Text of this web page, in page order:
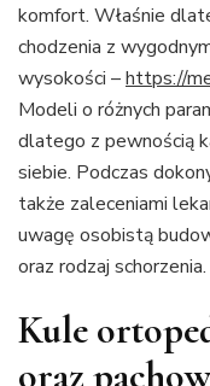
komfort. Właśnie
chodzenia z
wysokości –https://
Modeli o różnych
dlatego z pewnością
siebie. Podczas
także zaleceniami
uwagę osobistą
oraz rodzaj schorzenia.
Kule
oraz